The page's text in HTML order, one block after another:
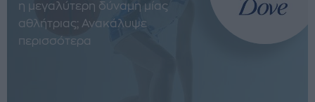
η μεγαλύτερη δύναμη μίας
αθλήτριας; Ανακάλυψε
περισσότερα